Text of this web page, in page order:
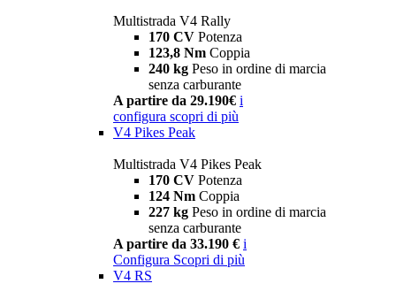
Multistrada V4 Rally
170 CV Potenza
123,8 Nm Coppia
240 kg Peso in ordine di marcia
senza carburante
A partire da 29.190€ i
configura scopri di più
V4 Pikes Peak
Multistrada V4 Pikes Peak
170 CV Potenza
124 Nm Coppia
227 kg Peso in ordine di marcia
senza carburante
A partire da 33.190 € i
Configura Scopri di più
V4 RS